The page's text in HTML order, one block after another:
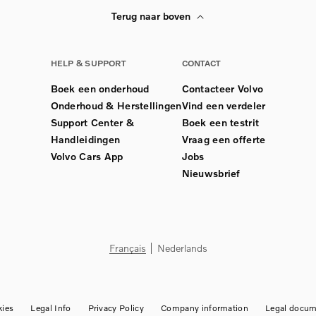
Terug naar boven
HELP & SUPPORT
Boek een onderhoud
Onderhoud & Herstellingen
Support Center &
Handleidingen
Volvo Cars App
CONTACT
Contacteer Volvo
Vind een verdeler
Boek een testrit
Vraag een offerte
Jobs
Nieuwsbrief
Français Nederlands
Legal Info Privacy Policy Company information Legal